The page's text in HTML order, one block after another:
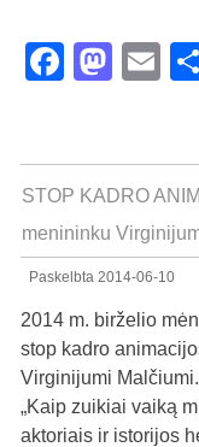
FacebookMastodon
Email
STOP KADRO
menininku
Paskelbta 2014-06-10
2014 m. birželio
stop kadro
Virginijumi
„Kaip zuikiai vaiką
aktoriais ir istorijos